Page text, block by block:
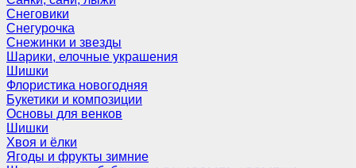
Снеговики
Снегурочка
Снежинки и звезды
Шарики, елочные украшения
Шишки
Флористика новогодняя
Букетики и композиции
Основы для венков
Шишки
Хвоя и ёлки
Ягоды и фрукты зимние